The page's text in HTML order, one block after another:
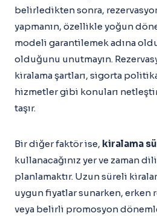
belirledikten sonra,
yapmanın, özellikle yoğun
modeli garantilemek adına
olduğunu unutmayın.
kiralama şartları, sigorta
hizmetler gibi konuları
taşır.
Bir diğer faktör ise, kiralama
kullanacağınız yer ve zaman
planlamaktır. Uzun süreli
uygun fiyatlar sunarken, erken
veya belirli promosyon